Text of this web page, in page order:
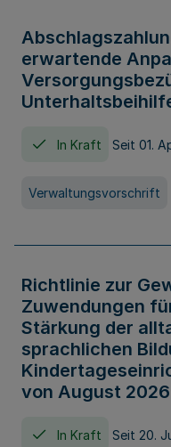
erwartende
In Kraft Seit 01.
Verwaltungsvorschrift
Richtlinie zur
Zuwendungen
Stärkung der
sprachlichen
von August
In Kraft Seit 20.